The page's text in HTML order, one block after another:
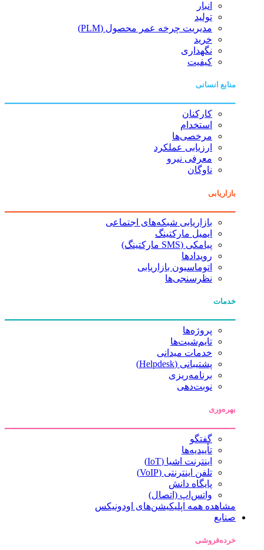
انبار
تولید
مدیریت چرخه عمر محصول (PLM)
خرید
نگهداری
کیفیت
منابع انسانی
کارکنان
استخدام
مرخصی‌ها
ارزیابی عملکرد
معرفی نیرو
ناوگان
بازاریابی
بازاریابی شبکه‌های اجتماعی
ایمیل مارکتینگ
پیامکی (SMS مارکتینگ)
رویدادها
اتوماسیون بازاریابی
نظرسنجی‌ها
خدمات
پروژه‌ها
تایم‌شیت‌ها
خدمات میدانی
پشتیبانی (Helpdesk)
برنامه‌ریزی
نوبت‌دهی
بهره‌وری
گفتگو
تأییدیه‌ها
اینترنت اشیا (IoT)
تلفن اینترنتی (VoIP)
پایگاه دانش
واتس‌اپ (اتصال)
مشاهده همه اپلیکیشن‌های اودونیکس
صنایع
خرده‌فروشی